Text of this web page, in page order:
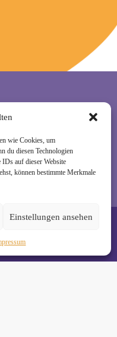
wie Cookies, um
du diesen Technologien
auf dieser Website
können bestimmte Merkmale
Einstellungen ansehen